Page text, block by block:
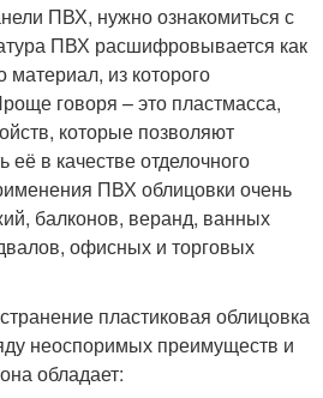
ПВХ, нужно ознакомиться с
ПВХ расшифровывается как
материал, из которого
говоря – это пластмасса,
которые позволяют
в качестве отделочного
ПВХ облицовки очень
балконов, веранд, ванных
офисных и торговых
пластиковая облицовка
неоспоримых преимуществ и
обладает: